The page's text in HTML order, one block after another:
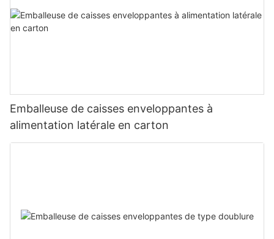
Emballeuse de caisses enveloppantes à
alimentation latérale en carton